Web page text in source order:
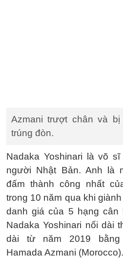
Azmani trượt chân và
trúng đòn.
Nadaka Yoshinari là võ sĩ
người Nhật Bản. Anh là
đấm thành công nhất
trong 10 năm qua khi
danh giá của 5 hạng cân
Nadaka Yoshinari nối dài
dài từ năm 2019
Hamada Azmani (Morocco).